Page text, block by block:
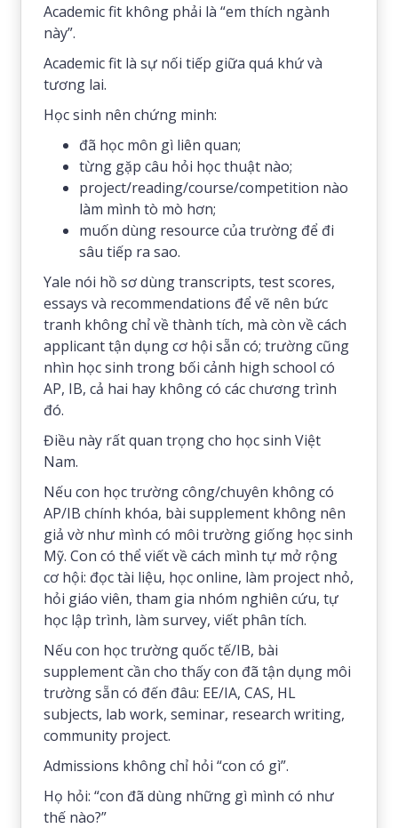
Academic fit không phải là “em thích ngành
này”.
Academic fit là sự nối tiếp giữa quá khứ và
tương lai.
Học sinh nên chứng minh:
đã học môn gì liên quan;
từng gặp câu hỏi học thuật nào;
project/reading/course/competition nào
làm mình tò mò hơn;
muốn dùng resource của trường để đi
sâu tiếp ra sao.
Yale nói hồ sơ dùng transcripts, test scores,
essays và recommendations để vẽ nên bức
tranh không chỉ về thành tích, mà còn về cách
applicant tận dụng cơ hội sẵn có; trường cũng
nhìn học sinh trong bối cảnh high school có
AP, IB, cả hai hay không có các chương trình
đó.
Điều này rất quan trọng cho học sinh Việt
Nam.
Nếu con học trường công/chuyên không có
AP/IB chính khóa, bài supplement không nên
giả vờ như mình có môi trường giống học sinh
Mỹ. Con có thể viết về cách mình tự mở rộng
cơ hội: đọc tài liệu, học online, làm project nhỏ,
hỏi giáo viên, tham gia nhóm nghiên cứu, tự
học lập trình, làm survey, viết phân tích.
Nếu con học trường quốc tế/IB, bài
supplement cần cho thấy con đã tận dụng môi
trường sẵn có đến đâu: EE/IA, CAS, HL
subjects, lab work, seminar, research writing,
community project.
Admissions không chỉ hỏi “con có gì”.
Họ hỏi: “con đã dùng những gì mình có như
thế nào?”